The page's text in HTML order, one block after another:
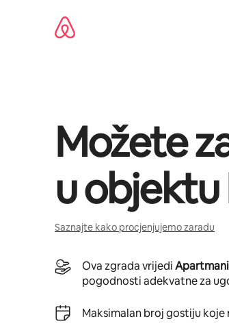
Možete
u objektu
Saznajte kako procjenjujemo zaradu
Ova zgrada vrijedi
pogodnosti adekvatne za
Maksimalan broj gostiju